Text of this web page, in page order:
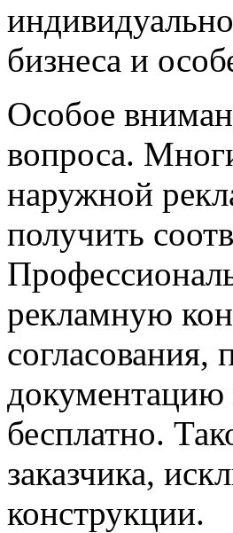
бизнеса и
Особое
вопроса.
наружной
получить
рекламную
документацию
бесплатно.
заказчика,
конструкции.